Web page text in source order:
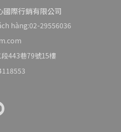
國際行銷有限公司
hàng:02-29556036
443巷79號15樓